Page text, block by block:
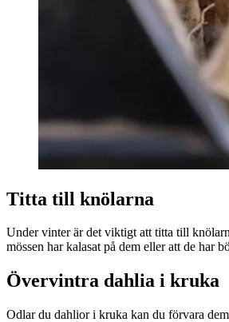
Titta till knölarna
Under vinter är det viktigt att titta till
mössen har kalasat på dem eller att de har
Övervintra dahlia i kruka
Odlar du dahlior i kruka kan du förvara